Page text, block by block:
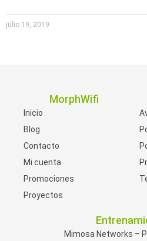
julio 19, 2019
MorphWifi
Inicio
Blog
Contacto
Mi cuenta
Promociones
Proyectos
Mimosa Networks –